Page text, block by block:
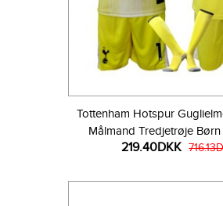
Tottenham Hotspur
Målmand Tredjetrøje
Kortærmet (+ Korte
219.40DKK